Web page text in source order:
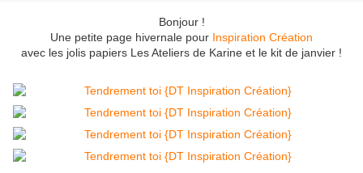
Bonjour !
Une petite page hivernale pour Inspiration Création
avec les jolis papiers Les Ateliers de Karine et le kit de janvier !